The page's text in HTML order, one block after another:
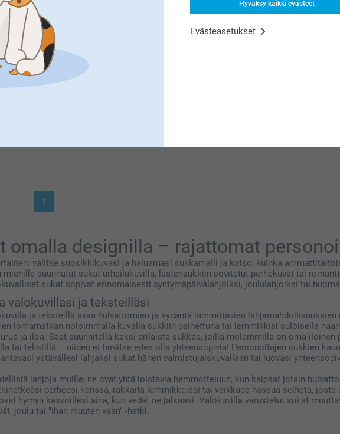
Hyväksy kaikki evästeet
Evästeasetukset
erittäin tärkeää ja laitan sen tietysti eteenpäin! Kiva kuulla,
saadaksesi apua, mikäli tarvitset sitä 😊
1
omalla designilla – rajattomat
valitse suosikkikuvasi ja haluamasi sukkamalli ja katso, kuinka
suunnatut sukat urheilukuvilla, lastensukkiin sovitetut perhekuvat tai
sukat sopivat erinomaisesti syntymäpäivälahjoiksi, joululahjoiksi tai
valokuvillasi ja teksteilläsi
ja teksteillä avaa hulvattomien ja sydäntä lämmittävien lahjamahdollisuuksien
lomamatkan noloimmalla kuvalla sukkiin painettuna tai lemmikkisi suloisella
ja iloa. Saat suunnitella kaksi erilaista sukkaa, joilla molemmilla on oma iloinen
tai tekstillä – niiden ei tarvitse edes olla yhteensopivia! Personoitujen sukkien
ystävällesi lahjaksi sukat hänen valmistujaiskuvallaan tai luovasi
lahjoja muille; ne ovat yhtä loistavia hemmotteluun, kun kaipaat jotain
perheesi kanssa, rakkaita lemmikkejäsi tai vaikkapa hassua selfietä,
hymyn kasvoillesi aina, kun vedät ne jalkaasi. Valokuvilla varustetut sukat
joulu tai "ihan muuten vaan" -hetki.